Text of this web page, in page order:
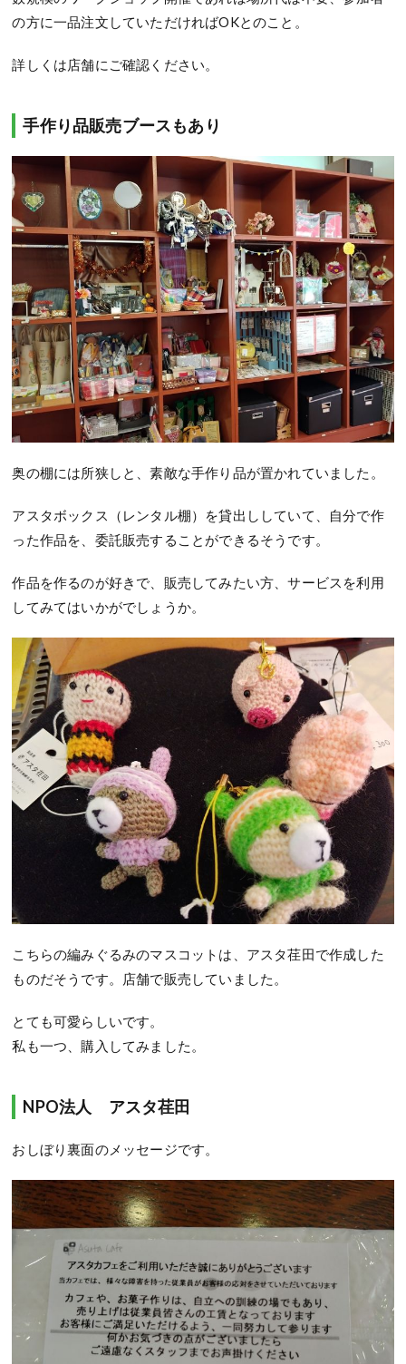
の方に一品注文していただければOKとのこと。
詳しくは店舗にご確認ください。
手作り品販売ブースもあり
奥の棚には所狭しと、素敵な手作り品が置かれていました。
アスタボックス（レンタル棚）を貸出ししていて、自分で作
った作品を、委託販売することができるそうです。
作品を作るのが好きで、販売してみたい方、サービスを利用
してみてはいかがでしょうか。
こちらの編みぐるみのマスコットは、アスタ荏田で作成した
ものだそうです。店舗で販売していました。
とても可愛らしいです。
私も一つ、購入してみました。
NPO法人 アスタ荏田
おしぼり裏面のメッセージです。